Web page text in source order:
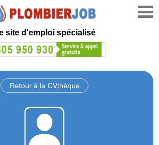
site d'emploi spécialisé
Retour à la CVthèque